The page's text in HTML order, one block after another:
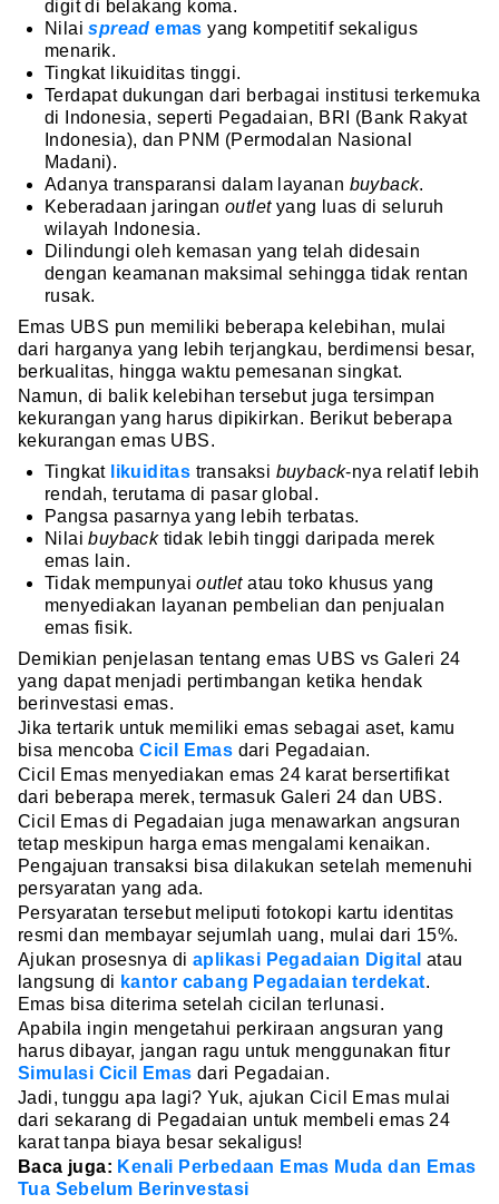
digit di belakang koma.
Nilaispreademas yang kompetitif sekaligus
menarik.
Tingkat likuiditas tinggi.
Terdapat dukungan dari berbagai institusi terkemuka
di Indonesia, seperti Pegadaian, BRI (Bank Rakyat
Indonesia), dan PNM (Permodalan Nasional
Madani).
Adanya transparansi dalam layanan buyback.
Keberadaan jaringan outlet yang luas di seluruh
wilayah Indonesia.
Dilindungi oleh kemasan yang telah didesain
dengan keamanan maksimal sehingga tidak rentan
rusak.
Emas UBS pun memiliki beberapa kelebihan, mulai
dari harganya yang lebih terjangkau, berdimensi besar,
berkualitas, hingga waktu pemesanan singkat.
Namun, di balik kelebihan tersebut juga tersimpan
kekurangan yang harus dipikirkan. Berikut beberapa
kekurangan emas UBS.
Tingkat likuiditas transaksi buyback-nya relatif lebih
rendah, terutama di pasar global.
Pangsa pasarnya yang lebih terbatas.
Nilaibuyback tidak lebih tinggi daripada merek
emas lain.
Tidak mempunyaioutletatau toko khusus yang
menyediakan layanan pembelian dan penjualan
emas fisik.
Demikian penjelasan tentang emas UBS vs Galeri 24
yang dapat menjadi pertimbangan ketika hendak
berinvestasi emas.
Jika tertarik untuk memiliki emas sebagai aset, kamu
bisa mencobaCicil Emas dari Pegadaian.
Cicil Emas menyediakan emas 24 karat bersertifikat
dari beberapa merek, termasuk Galeri 24 dan UBS.
Cicil Emas di Pegadaian juga menawarkan angsuran
tetap meskipun harga emas mengalami kenaikan.
Pengajuan transaksi bisa dilakukan setelah memenuhi
persyaratan yang ada.
Persyaratan tersebut meliputi fotokopi kartu identitas
resmi dan membayar sejumlah uang, mulai dari 15%.
Ajukan prosesnya di aplikasi Pegadaian Digital atau
langsung di kantor cabang Pegadaian terdekat.
Emas bisa diterima setelah cicilan terlunasi.
Apabila ingin mengetahui perkiraan angsuran yang
harus dibayar, jangan ragu untuk menggunakan fitur
Simulasi Cicil Emas dari Pegadaian.
Jadi, tunggu apa lagi? Yuk, ajukan Cicil Emas mulai
dari sekarang di Pegadaian untuk membeli emas 24
karat tanpa biaya besar sekaligus!
Baca juga: Kenali Perbedaan Emas Muda dan Emas
Tua Sebelum Berinvestasi